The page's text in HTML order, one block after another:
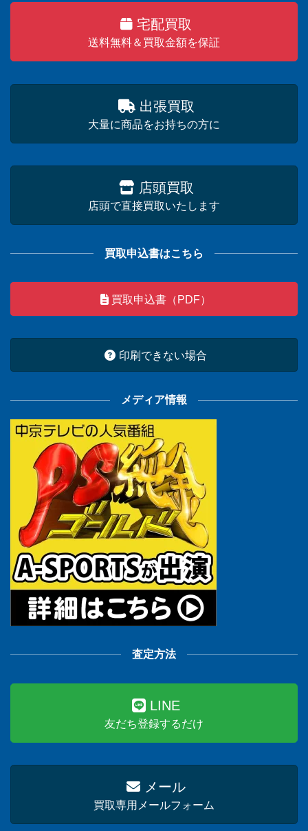
宅配買取
送料無料＆買取金額を保証
出張買取
大量に商品をお持ちの方に
店頭買取
店頭で直接買取いたします
買取申込書はこちら
買取申込書（PDF）
印刷できない場合
メディア情報
査定方法
LINE
友だち登録するだけ
メール
買取専用メールフォーム